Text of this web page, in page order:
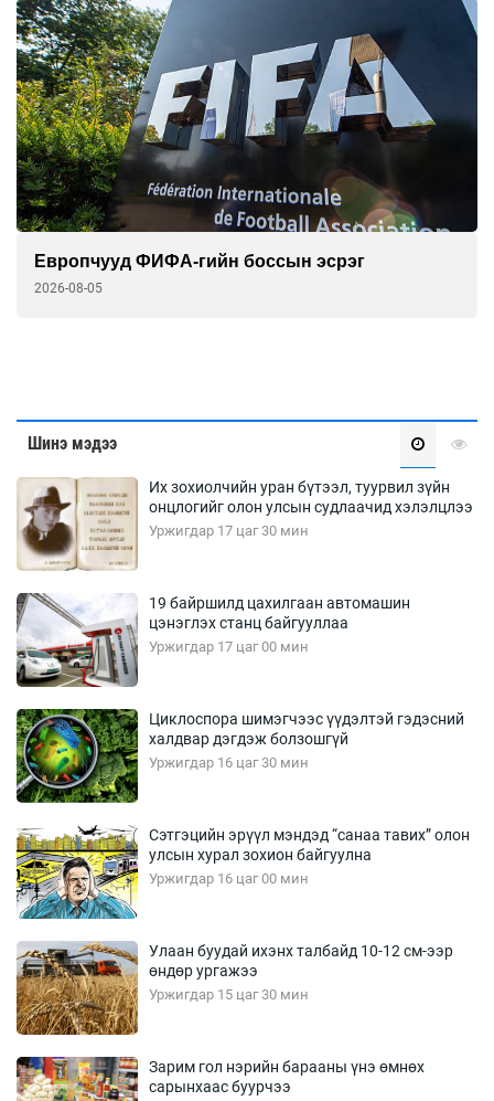
Европчууд ФИФА-гийн боссын эсрэг
2026-08-05
Шинэ мэдээ
Их зохиолчийн уран бүтээл, туурвил зүйн
онцлогийг олон улсын судлаачид хэлэлцлээ
Уржигдар 17 цаг 30 мин
19 байршилд цахилгаан автомашин
цэнэглэх станц байгууллаа
Уржигдар 17 цаг 00 мин
Циклоспора шимэгчээс үүдэлтэй гэдэсний
халдвар дэгдэж болзошгүй
Уржигдар 16 цаг 30 мин
Сэтгэцийн эрүүл мэндэд “санаа тавих” олон
улсын хурал зохион байгуулна
Уржигдар 16 цаг 00 мин
Улаан буудай ихэнх талбайд 10-12 см-ээр
өндөр ургажээ
Уржигдар 15 цаг 30 мин
Зарим гол нэрийн барааны үнэ өмнөх
сарынхаас буурчээ